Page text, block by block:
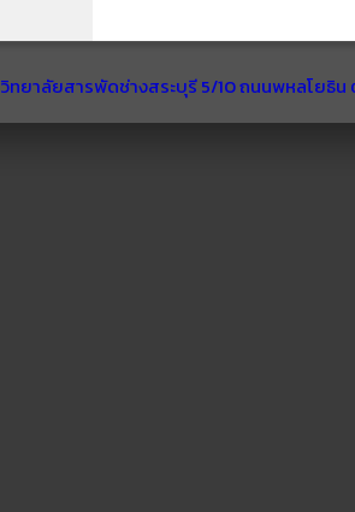
วิทยาลัยสารพัดช่างสระบุรี 5/10 ถนนพหลโยธิ